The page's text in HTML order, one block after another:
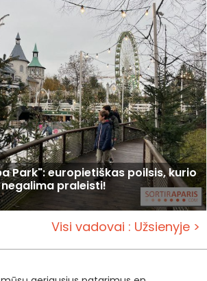
Park": europietiškas poilsis, kurio
negalima praleisti!
Visi vadovai : Užsienyje >